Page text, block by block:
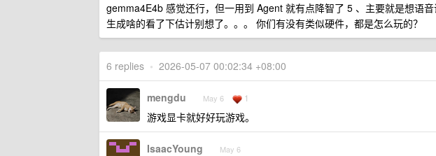
gemma4E4b 感觉还行，但一用到 Agent 就有点降智了 5 、主要就是想语
生成啥的看了下估计别想了。。。 你们有没有类似硬件，都是怎么玩的？
6 replies • 2026-05-07 00:02:34 +08:00
mengdu May 6 1
游戏显卡就好好玩游戏。
IsaacYoung May 6